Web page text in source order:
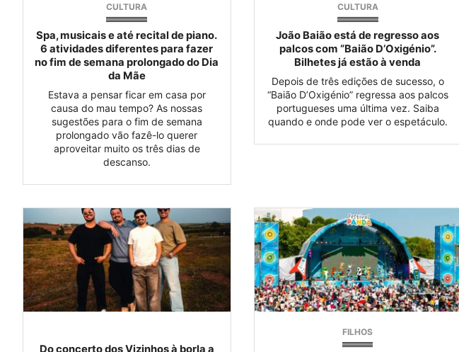
CULTURA
Spa, musicais e até recital de piano.
6 atividades diferentes para fazer
no fim de semana prolongado do Dia
da Mãe
Estava a pensar ficar em casa por
causa do mau tempo? As nossas
sugestões para o fim de semana
prolongado vão fazê-lo querer
aproveitar muito os três dias de
descanso.
CULTURA
João Baião está de regresso aos
palcos com “Baião D’Oxigénio”.
Bilhetes já estão à venda
Depois de três edições de sucesso, o
“Baião D’Oxigénio” regressa aos palcos
portugueses uma última vez. Saiba
quando e onde pode ver o espetáculo.
Do concerto dos Vizinhos à borla a
FILHOS